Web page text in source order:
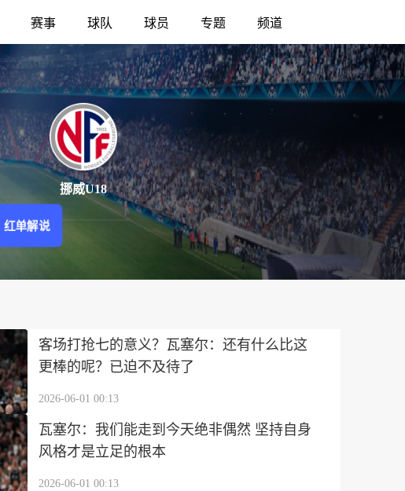
赛事 球队 球员 专题 频道
挪威U18
红单解说
客场打抢七的意义？瓦塞尔：还有什么比这
更棒的呢？已迫不及待了
2026-06-01 00:13
瓦塞尔：我们能走到今天绝非偶然 坚持自身
风格才是立足的根本
2026-06-01 00:13